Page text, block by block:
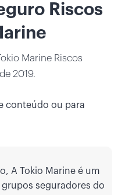
Riscos
Marine Riscos
2019.
conteúdo ou para
A Tokio Marine é um
seguradores do